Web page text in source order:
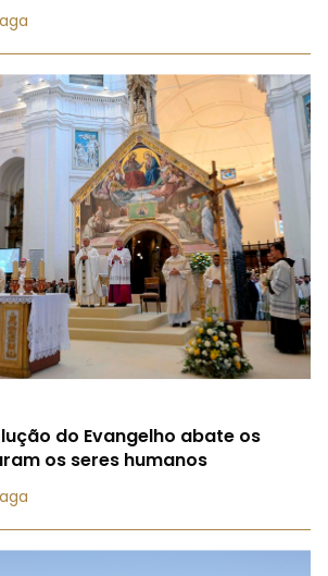
do Evangelho abate os
os seres humanos